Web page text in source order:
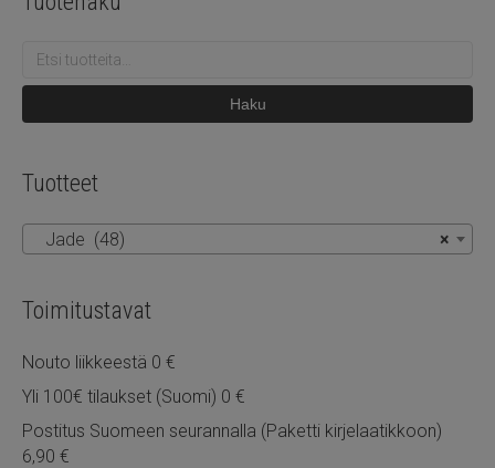
Etsi:
Haku
Tuotteet
×
Jade (48)
Toimitustavat
Nouto liikkeestä 0 €
Yli 100€ tilaukset (Suomi) 0 €
Postitus Suomeen seurannalla (Paketti kirjelaatikkoon)
6,90 €